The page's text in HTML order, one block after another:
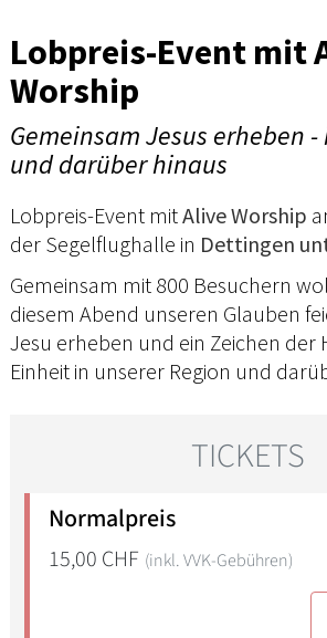
Lobpreis-Event mit
Worship
Gemeinsam Jesus erheben
und darüber hinaus
Lobpreis-Event mitAlive Worship
der Segelflughalle in Dettingen
Gemeinsam mit 800 Besuchern
diesem Abend unseren Glauben
Jesu erheben und ein Zeichen der
Einheit in unserer Region und